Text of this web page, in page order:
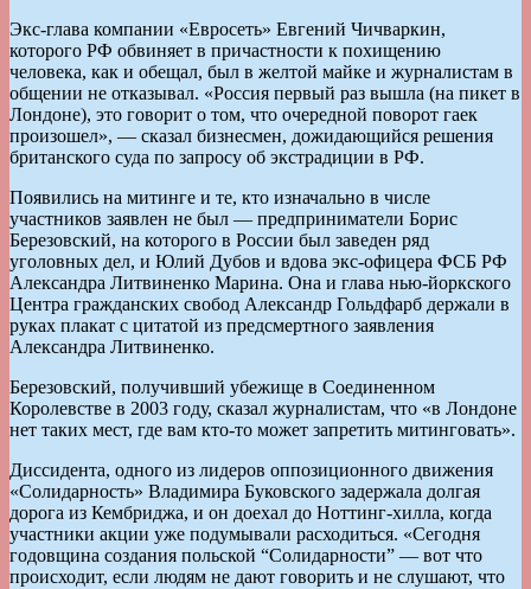
Экс-глава компании «Евросеть» Евгений Чичваркин,
которого РФ обвиняет в причастности к похищению
человека, как и обещал, был в желтой майке и журналистам в
общении не отказывал. «Россия первый раз вышла (на пикет в
Лондоне), это говорит о том, что очередной поворот гаек
произошел», — сказал бизнесмен, дожидающийся решения
британского суда по запросу об экстрадиции в РФ.
Появились на митинге и те, кто изначально в числе
участников заявлен не был — предприниматели Борис
Березовский, на которого в России был заведен ряд
уголовных дел, и Юлий Дубов и вдова экс-офицера ФСБ РФ
Александра Литвиненко Марина. Она и глава нью-йоркского
Центра гражданских свобод Александр Гольдфарб держали в
руках плакат с цитатой из предсмертного заявления
Александра Литвиненко.
Березовский, получивший убежище в Соединенном
Королевстве в 2003 году, сказал журналистам, что «в Лондоне
нет таких мест, где вам кто-то может запретить митинговать».
Диссидента, одного из лидеров оппозиционного движения
«Солидарность» Владимира Буковского задержала долгая
дорога из Кембриджа, и он доехал до Ноттинг-хилла, когда
участники акции уже подумывали расходиться. «Сегодня
годовщина создания польской “Солидарности” — вот что
происходит, если людям не дают говорить и не слушают, что